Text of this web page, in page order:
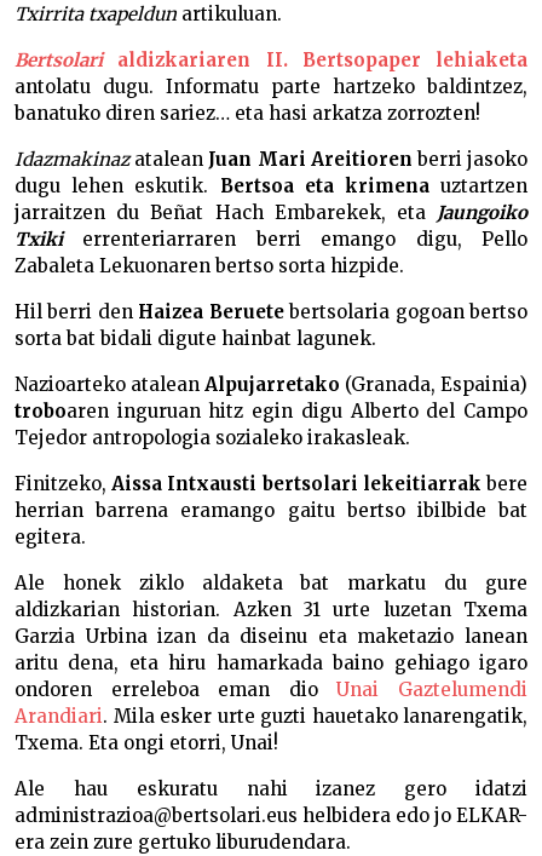
Txirrita txapeldun artikuluan.
Bertsolarialdizkariaren II. Bertsopaper lehiaketa
antolatu dugu. Informatu parte hartzeko baldintzez,
banatuko diren sariez… eta hasi arkatza zorrozten!
Idazmakinazatalean Juan Mari Areitioren berri jasoko
dugu lehen eskutik. Bertsoa eta krimenauztartzen
jarraitzen du Beñat Hach Embarekek, eta Jaungoiko
Txiki
errenteriarraren berri emango digu, Pello
Zabaleta Lekuonaren bertso sorta hizpide.
Hil berri den Haizea Beruetebertsolaria gogoan bertso
sorta bat bidali digute hainbat lagunek.
Nazioarteko atalean Alpujarretako (Granada, Espainia)
troboaren inguruan hitz egin digu Alberto del Campo
Tejedor antropologia sozialeko irakasleak.
Finitzeko,Aissa Intxausti bertsolari lekeitiarrak bere
herrian barrena eramango gaitu bertso ibilbide bat
egitera.
Ale honek ziklo aldaketa bat markatu du gure
aldizkarian historian. Azken 31 urte luzetan Txema
Garzia Urbina izan da diseinu eta maketazio lanean
aritu dena, eta hiru hamarkada baino gehiago igaro
ondoren erreleboa eman dioUnai Gaztelumendi
Arandiari. Mila esker urte guzti hauetako lanarengatik,
Txema. Eta ongi etorri, Unai!
Ale hau eskuratu nahi izanez gero idatzi
administrazioa@bertsolari.eus helbidera edo jo ELKAR-
era zein zure gertuko liburudendara.